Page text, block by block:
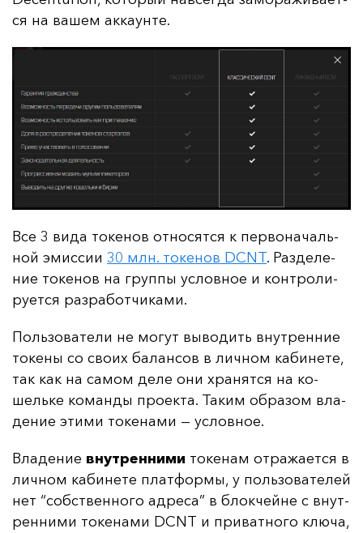
ся на ва­шем ак­ка­ун­те.
Все 3 ви­да то­ке­нов от­но­сят­ся к пер­во­на­чаль­
ной эмис­сии 30 млн. то­ке­нов DCNT. Раз­де­ле­
ние то­ке­нов на груп­пы ус­лов­ное и кон­тро­ли­
ру­ет­ся раз­ра­бот­чи­ка­ми.
Поль­зо­ва­те­ли не мо­гут вы­во­дить внут­рен­ние
то­ке­ны со сво­их ба­лан­сов в лич­ном ка­би­не­те,
так как на са­мом де­ле они хра­нят­ся на ко­
шель­ке ко­ман­ды про­ек­та. Та­ким об­ра­зом вла­
де­ние эти­ми то­ке­на­ми — ус­лов­ное.
Вла­де­ние внут­рен­ни­ми то­ке­нам от­ра­жа­ет­ся в
лич­ном ка­би­не­те плат­фор­мы, у поль­зо­ва­те­лей
нет “собс­твен­но­го ад­ре­са” в блок­чей­не с внут­
рен­ни­ми то­ке­на­ми DCNT и при­ват­но­го клю­ча,